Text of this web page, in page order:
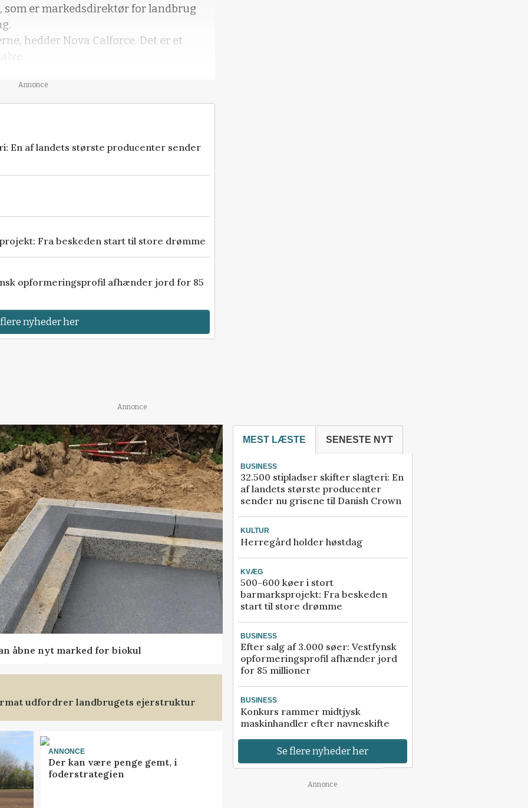
som er markedsdirektør for landbrug
hedder Nova Calforce. Det er et
for
ind her
Annonce
En af landets største producenter sender
Fra beskeden start til store drømme
opformeringsprofil afhænder jord for 85
flere nyheder her
Annonce
åbne nyt marked for biokul
udfordrer landbrugets ejerstruktur
ANNONCE
Der kan være penge gemt, i
foderstrategien
MEST LÆSTE SENESTE NYT
BUSINESS
32.500 stipladser skifter slagteri: En
af landets største producenter
sender nu grisene til Danish Crown
KULTUR
Herregård holder høstdag
KVÆG
500-600 køer i stort
barmarksprojekt: Fra beskeden
start til store drømme
BUSINESS
Efter salg af 3.000 søer: Vestfynsk
opformeringsprofil afhænder jord
for 85 millioner
BUSINESS
Konkurs rammer midtjysk
maskinhandler efter navneskifte
Se flere nyheder her
Annonce